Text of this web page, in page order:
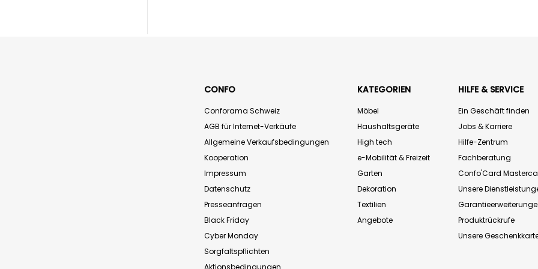
CONFO
Conforama Schweiz
AGB für Internet-Verkäufe
Allgemeine Verkaufsbedingungen
Kooperation
Impressum
Datenschutz
Presseanfragen
Black Friday
Cyber Monday
Sorgfaltspflichten
KATEGORIEN
Möbel
Haushaltsgeräte
High tech
e-Mobilität & Freizeit
Garten
Dekoration
Textilien
Angebote
HILFE & SERVICE
Ein Geschäft finden
Jobs & Karriere
Hilfe-Zentrum
Fachberatung
Confo'Card
Unsere
Produktrückrufe
Unsere